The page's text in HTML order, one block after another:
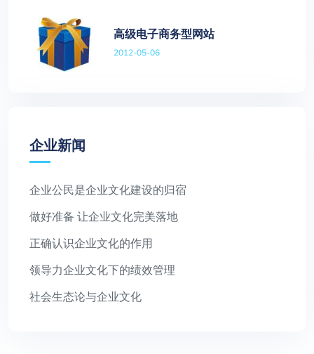
高级电子商务型网站
2012-05-06
企业新闻
企业公民是企业文化建设的归宿
做好准备 让企业文化完美落地
正确认识企业文化的作用
领导力企业文化下的绩效管理
社会生态论与企业文化